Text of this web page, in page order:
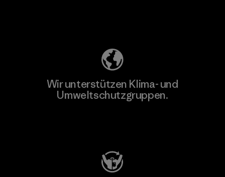
Wir unterstützen Klima- und
Umweltschutzgruppen.